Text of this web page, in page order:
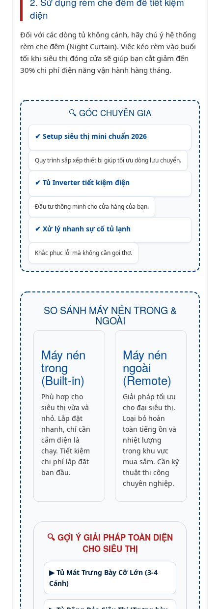
điện
Đối với các dòng tủ không cánh, hãy chú ý hệ thống
rèm che đêm (Night Curtain). Việc kéo rèm vào buổi
tối khi siêu thị đóng cửa sẽ giúp bạn cắt giảm đến
30% chi phí điện năng vận hành hàng tháng.
🔍 GÓC CHUYÊN GIA
✔ Setup siêu thị mini chuẩn 2026
Quy trình sắp xếp thiết bị giúp tối ưu dòng lưu chuyển.
✔ Tủ Inverter tiết kiệm điện
Đầu tư thông minh cho cửa hàng của bạn.
✔ Xử lý nhanh sự cố tủ lạnh
Khắc phục lỗi mà không cần gọi thợ.
SO SÁNH MÁY NÉN TRONG &
NGOÀI
Máy nén
trong
(Built-in)
Phù hợp cho
siêu thị vừa và
nhỏ. Lắp đặt
nhanh, chỉ cần
cắm điện là
chạy. Tiết kiệm
chi phí lắp đặt
ban đầu.
Máy nén
ngoài
(Remote)
Giải pháp tối ưu
cho đại siêu thị.
Loại bỏ hoàn
toàn tiếng ồn và
nhiệt lượng
trong khu vực
mua sắm. Cần kỹ
thuật thi công
chuyên nghiệp.
🔍 GỢI Ý GIẢI PHÁP TOÀN DIỆN
CHO SIÊU THỊ
▶ Tủ Mát Trưng Bày Cỡ Lớn (3-4
Cánh)